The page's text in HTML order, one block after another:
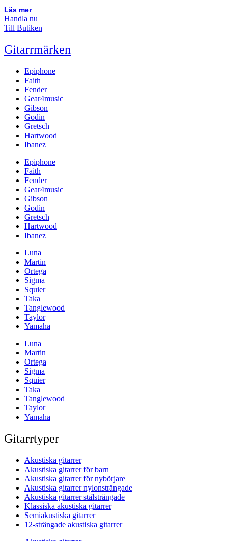
Läs mer
Handla nu
Till Butiken
Gitarrmärken
Epiphone
Faith
Fender
Gear4music
Gibson
Godin
Gretsch
Hartwood
Ibanez
Epiphone
Faith
Fender
Gear4music
Gibson
Godin
Gretsch
Hartwood
Ibanez
Luna
Martin
Ortega
Sigma
Squier
Taka
Tanglewood
Taylor
Yamaha
Luna
Martin
Ortega
Sigma
Squier
Taka
Tanglewood
Taylor
Yamaha
Gitarrtyper
Akustiska gitarrer
Akustiska gitarrer för barn
Akustiska gitarrer för nybörjare
Akustiska gitarrer nylonsträngade
Akustiska gitarrer stålsträngade
Klassiska akustiska gitarrer
Semiakustiska gitarrer
12-strängade akustiska gitarrer